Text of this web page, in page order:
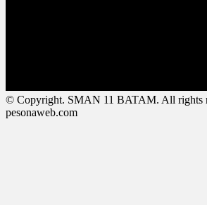
© Copyright. SMAN 11 BATAM. All rights
pesonaweb.com